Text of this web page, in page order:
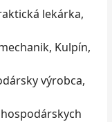
lekárka,
Kulpín,
výrobca,